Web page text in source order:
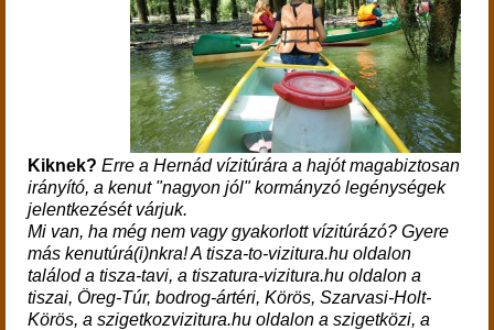
Kiknek? Erre a Hernád vízitúrára a hajót magabiztosan
irányító, a kenut "nagyon jól" kormányzó legénységek
jelentkezését várjuk.
Mi van, ha még nem vagy gyakorlott vízitúrázó? Gyere
más kenutúrá(i)nkra! A tisza-to-vizitura.hu oldalon
találod a tisza-tavi, a tiszatura-vizitura.hu oldalon a
tiszai, Öreg-Túr, bodrog-ártéri, Körös, Szarvasi-Holt-
Körös, a szigetkozvizitura.hu oldalon a szigetközi, a